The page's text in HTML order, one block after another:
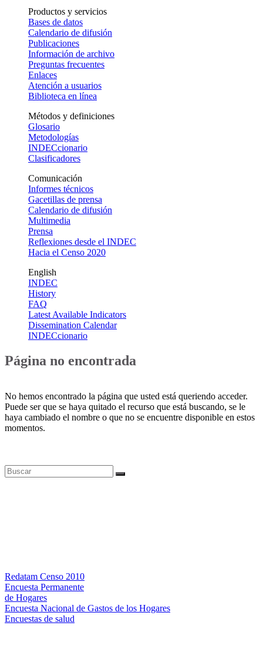
Productos y servicios
Bases de datos
Calendario de difusión
Publicaciones
Información de archivo
Preguntas frecuentes
Enlaces
Atención a usuarios
Biblioteca en línea
Métodos y definiciones
Glosario
Metodologías
INDECcionario
Clasificadores
Comunicación
Informes técnicos
Gacetillas de prensa
Calendario de difusión
Multimedia
Prensa
Reflexiones desde el INDEC
Hacia el Censo 2020
English
INDEC
History
FAQ
Latest Available Indicators
Dissemination Calendar
INDECcionario
Página no encontrada
No hemos encontrado la página que usted está queriendo acceder.
Puede ser que se haya quitado el recurso que está buscando, se le
haya cambiado el nombre o que no se encuentre disponible en estos
momentos.
Redatam Censo 2010
Encuesta Permanente
de Hogares
Encuesta Nacional de Gastos de los Hogares
Encuestas de salud